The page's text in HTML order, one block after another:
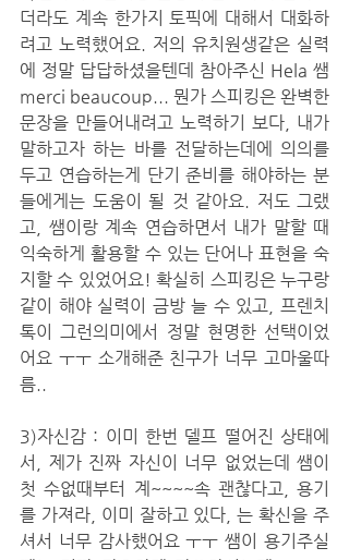
더라도 계속 한가지 토픽에 대해서 대화하
려고 노력했어요. 저의 유치원생같은 실력
에 정말 답답하셨을텐데 참아주신 Hela 쌤
merci beaucoup... 뭔가 스피킹은 완벽한
문장을 만들어내려고 노력하기 보다, 내가
말하고자 하는 바를 전달하는데에 의의를
두고 연습하는게 단기 준비를 해야하는 분
들에게는 도움이 될 것 같아요. 저도 그랬
고, 쌤이랑 계속 연습하면서 내가 말할 때
익숙하게 활용할 수 있는 단어나 표현을 숙
지할 수 있었어요! 확실히 스피킹은 누구랑
같이 해야 실력이 금방 늘 수 있고, 프렌치
톡이 그런의미에서 정말 현명한 선택이었
어요 ㅜㅜ 소개해준 친구가 너무 고마울따
름..
3)자신감 : 이미 한번 델프 떨어진 상태에
서, 제가 진짜 자신이 너무 없었는데 쌤이
첫 수없때부터 계~~~~속 괜찮다고, 용기
를 가져라, 이미 잘하고 있다, 는 확신을 주
셔서 너무 감사했어요 ㅜㅜ 쌤이 용기주실